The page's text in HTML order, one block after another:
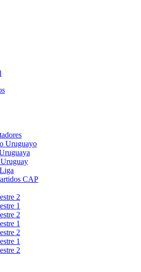
Uruguayo
CAP
2
1
2
1
2
1
2